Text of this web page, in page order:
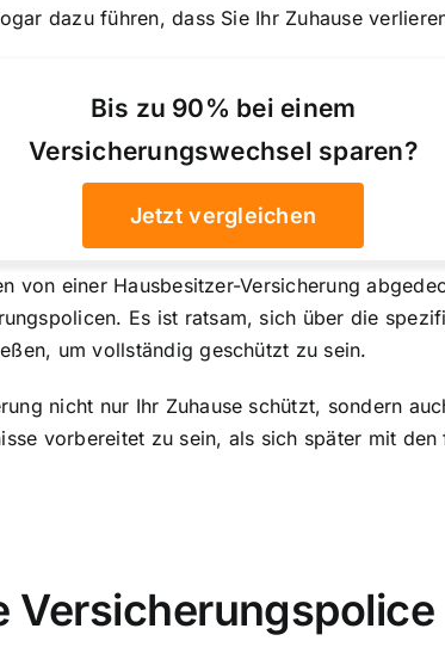
dazu führen, dass Sie Ihr Zuhause
Bis zu 90% bei einem
Versicherungswechsel sparen?
Jetzt vergleichen
von einer Hausbesitzer-Versicherung
Es ist ratsam, sich über die
um vollständig geschützt zu sein.
nicht nur Ihr Zuhause schützt, sondern
vorbereitet zu sein, als sich später mit
Versicherungspolice